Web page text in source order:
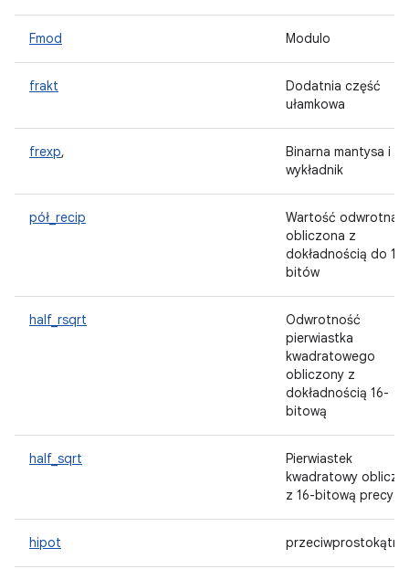
Fmod Modulo
frakt
Dodatnia część
ułamkowa
frexp,
Binarna mantysa i
wykładnik
pół_recip
Wartość odwrotna
obliczona z
dokładnością do 16
bitów
half_rsqrt
Odwrotność
pierwiastka
kwadratowego
obliczony z
dokładnością 16-
bitową
half_sqrt
Pierwiastek
kwadratowy
z 16-bitową
hipot przeciwprostokątna